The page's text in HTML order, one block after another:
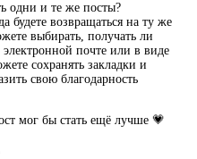
одни и те же посты?
будете возвращаться на ту же
выбирать, получать ли
почте или в виде
сохранять закладки и
свою благодарность
мог бы стать ещё лучше 💗